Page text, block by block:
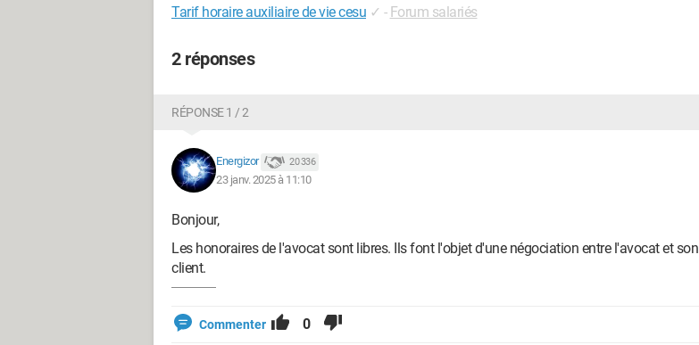
Tarif horaire auxiliaire de vie cesu ✓ - Forum salariés
2 réponses
RÉPONSE 1 / 2
Energizor 20 336
23 janv. 2025 à 11:10
Bonjour,
Les honoraires de l'avocat sont libres. Ils font l'objet d'une négociation entre l'avocat et son
client.
Commenter 0